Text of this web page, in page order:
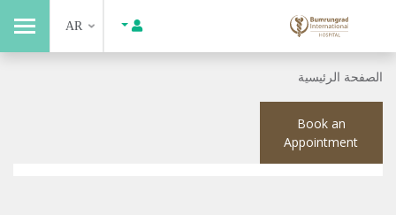
AR
الصفحة الرئيسية
Book an
Appointment